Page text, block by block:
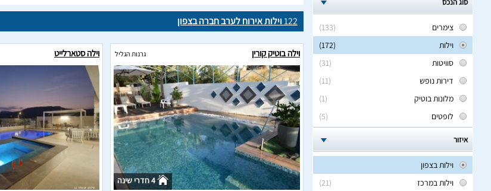
סוג הנכס
(133)
צימרים
(172)
וילות
(31)
סוויטות
(11)
דירות נופש
(1)
מלונות בוטיק
(5)
לופטים
איזור
וילות בצפון
(21)
וילות במרכז
122וילות אירוח לערב חברה בצפון
וילה בוטיק קורין גרנות הגליל
4 חדרי שינה
וילה סטארלייט